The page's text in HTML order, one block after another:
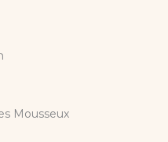
Mousseux